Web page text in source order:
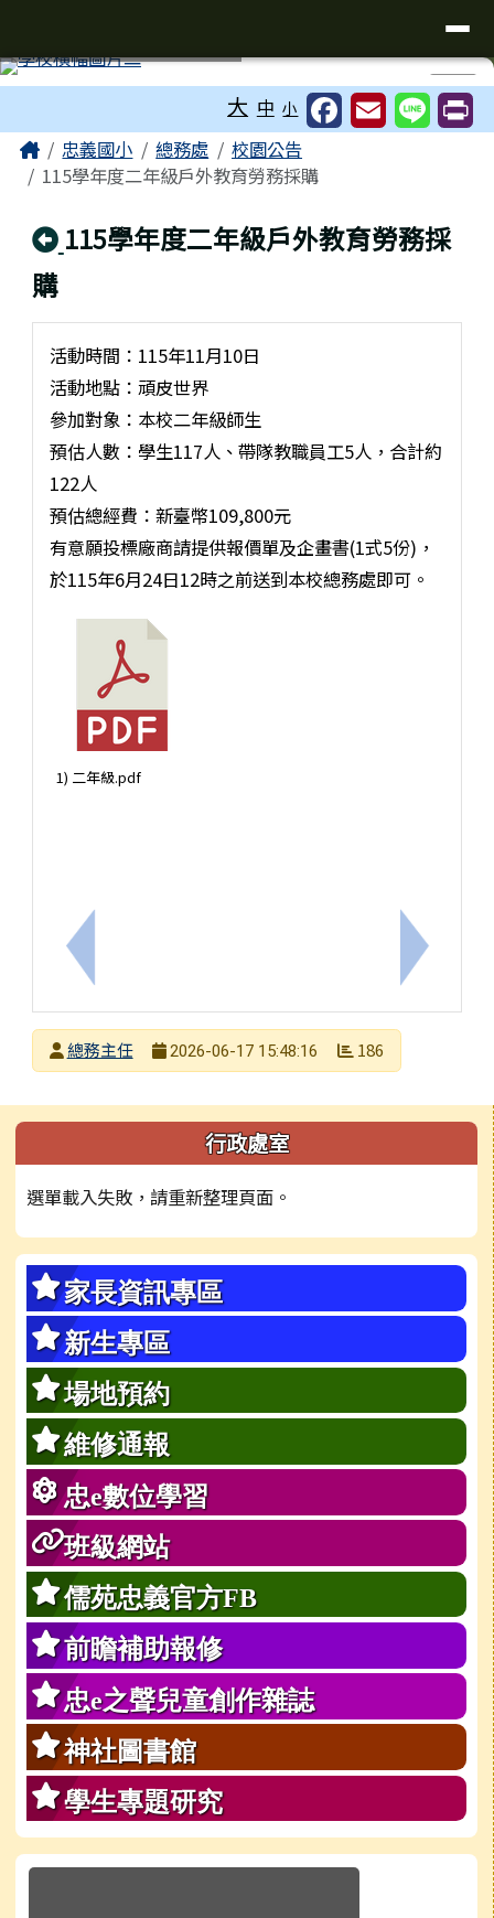
⏸
大 中 小
主內容區域
Home忠義國小 總務處
校園公告
115學年度二年級戶外教育勞務採購
回上頁
115學年度二年級戶外教育勞務採
購
上一筆：115學年度三年級戶外教育勞務採購
活動時間：115年11月10日
活動地點：頑皮世界
參加對象：本校二年級師生
預估人數：學生117人、帶隊教職員工5人，合計約
122人
預估總經費：新臺幣109,800元
有意願投標廠商請提供報價單及企畫書(1式5份)，
於115年6月24日12時之前送到本校總務處即可。
1) 二年級.pdf
下一筆：
發布者
總務主任
2026-06-17 15:48:16 186
左邊區域內容 行政處室
選單載入失敗，請重新整理頁面。
家長資訊專區
新生專區
場地預約
維修通報
忠e數位學習
班級網站
儒苑忠義官方FB
前瞻補助報修
忠e之聲兒童創作雜誌
神社圖書館
學生專題研究
於彈跳視窗觀看：學校line官方好友QRcode
頁尾區域